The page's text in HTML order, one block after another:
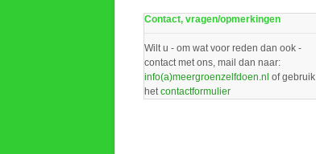
Contact, vragen/opmerkingen
Wilt u - om wat voor reden dan ook -
contact met ons, mail dan naar:
info(a)meergroenzelfdoen.nl of gebruik
hetcontactformulier